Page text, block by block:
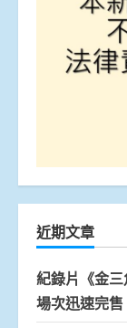
近期文章
紀錄片《金
場次迅速完售